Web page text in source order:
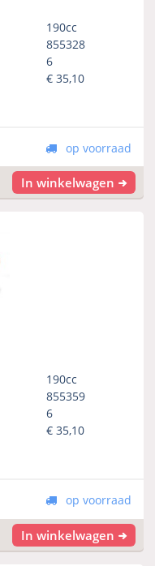
190cc
855328
6
€35,10
op voorraad
In winkelwagen
190cc
855359
6
€35,10
op voorraad
In winkelwagen